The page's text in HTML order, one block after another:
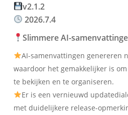
v2.1.2
2026.7.4
Slimmere AI-
AI-samenvattingen genereren
waardoor het gemakkelijker is
te bekijken en te organiseren.
Er is een vernieuwd
met duidelijkere release-